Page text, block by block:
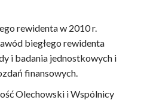
rewidenta w 2010 r.
biegłego rewidenta
i badania jednostkowych i
finansowych.
Olechowski i Wspólnicy